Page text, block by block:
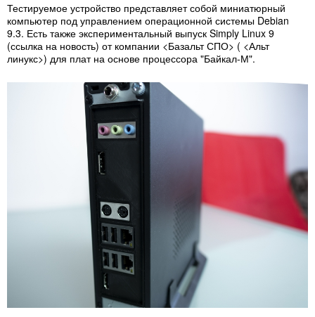
Тестируемое устройство представляет собой миниатюрный
компьютер под управлением операционной системы Debian
9.3. Есть также экспериментальный выпуск Simply Linux 9
(ссылка на новость) от компании <Базальт СПО> ( <Альт
линукс>) для плат на основе процессора "Байкал-М".